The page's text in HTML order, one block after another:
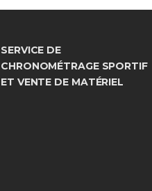
SERVICE DE
CHRONOMÉTRAGE SPORTIF
ET VENTE DE MATÉRIEL